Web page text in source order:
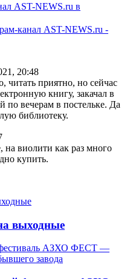
AST-NEWS.ru в
канал AST-NEWS.ru -
20:48
читать приятно, но сейчас
книгу, закачал в
по вечерам в постельке. Да
библиотеку.
на виолити как раз много
купить.
выходные